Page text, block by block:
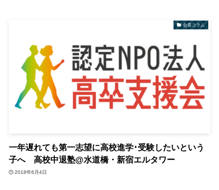
会長コラム
一年遅れても第一志望に高校進学･受験したいという
子へ 高校中退塾@水道橋・新宿エルタワー
2018年6月4日